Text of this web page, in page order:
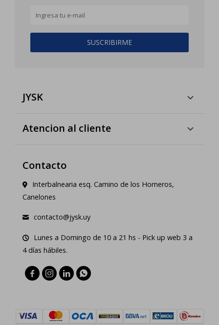
SUSCRIBIRME
JYSK
Atencion al cliente
Contacto
Interbalnearia esq. Camino de los Horneros,
Canelones
contacto@jysk.uy
Lunes a Domingo de 10 a 21 hs - Pick up web 3 a
4 días hábiles.
   